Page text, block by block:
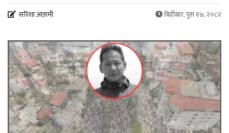
सरिशा अछामी बिहीबार, पुस १७, २०८२